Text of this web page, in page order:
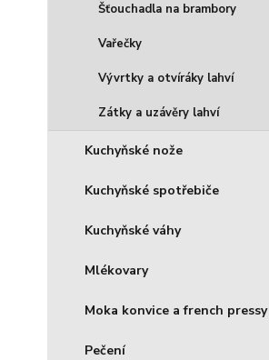
Šťouchadla na brambory
Vařečky
Vývrtky a otvíráky lahví
Zátky a uzávěry lahví
Kuchyňské nože
Kuchyňské spotřebiče
Kuchyňské váhy
Mlékovary
Moka konvice a french pressy
Pečení